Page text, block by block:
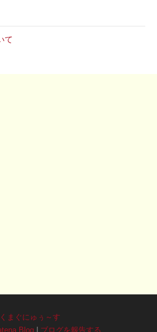
て
まぐにゅぅ～す
Blog ブログを報告する